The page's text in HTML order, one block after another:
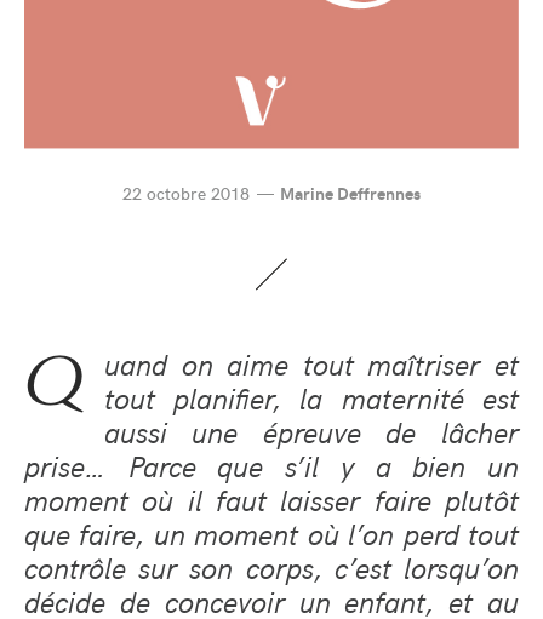
22 octobre 2018 Marine Deffrennes
Q uand on aime tout maîtriser et
tout planifier, la maternité est
aussi une épreuve de lâcher
prise… Parce que s’il y a bien un
moment où il faut laisser faire plutôt
que faire, un moment où l’on perd tout
contrôle sur son corps, c’est lorsqu’on
décide de concevoir un enfant, et au